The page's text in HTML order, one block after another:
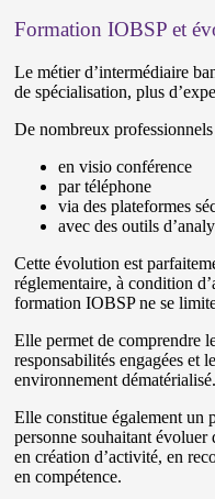
Formation IOBSP et
Le métier d’intermédiaire
de spécialisation, plus
De nombreux
en visio conférence
par téléphone
via des plateformes
avec des outils
Cette évolution est
réglementaire, à condition
formation IOBSP ne se
Elle permet de comprendre
responsabilités engagées et
environnement dématérialisé.
Elle constitue également un
personne souhaitant évoluer
en création d’activité, en
en compétence.